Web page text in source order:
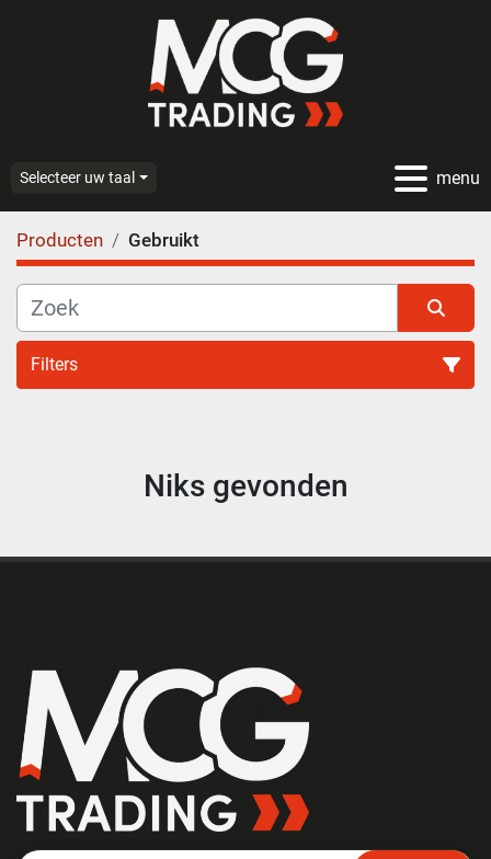
menu
Selecteer uw taal
Producten Gebruikt
Filters
Sorteren op
Niks gevonden